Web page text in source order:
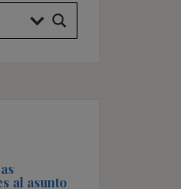
al asunto